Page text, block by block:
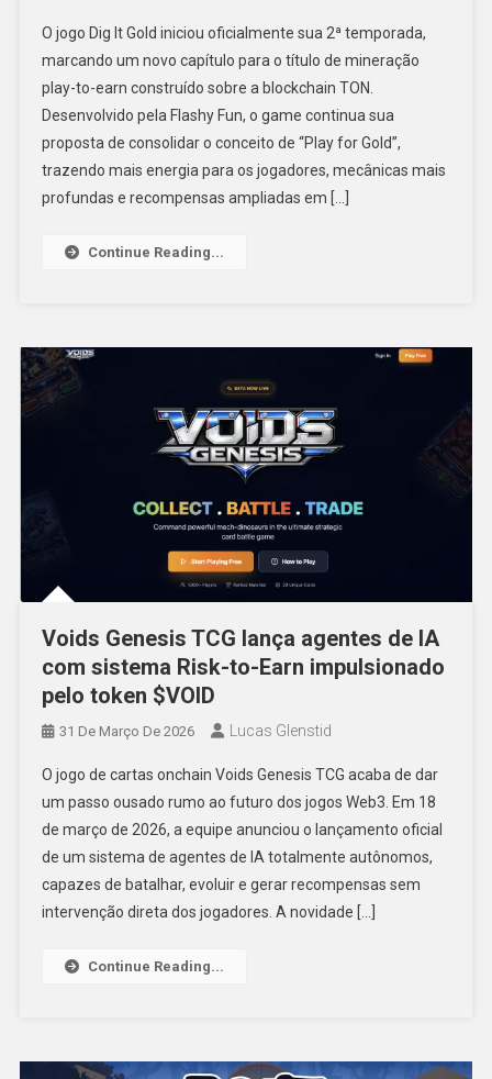
O jogo Dig It Gold iniciou oficialmente sua 2ª temporada,
marcando um novo capítulo para o título de mineração
play-to-earn construído sobre a blockchain TON.
Desenvolvido pela Flashy Fun, o game continua sua
proposta de consolidar o conceito de “Play for Gold”,
trazendo mais energia para os jogadores, mecânicas mais
profundas e recompensas ampliadas em […]
Continue Reading...
Voids Genesis TCG lança agentes de IA
com sistema Risk-to-Earn impulsionado
pelo token $VOID
31 De Março De 2026 Lucas Glenstid
O jogo de cartas onchain Voids Genesis TCG acaba de dar
um passo ousado rumo ao futuro dos jogos Web3. Em 18
de março de 2026, a equipe anunciou o lançamento oficial
de um sistema de agentes de IA totalmente autônomos,
capazes de batalhar, evoluir e gerar recompensas sem
intervenção direta dos jogadores. A novidade […]
Continue Reading...